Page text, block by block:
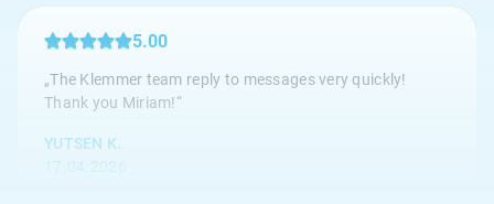
5.00
„The Klemmer team reply to messages very quickly!
Thank you Miriam!“
YUTSEN K.
17.04.2026